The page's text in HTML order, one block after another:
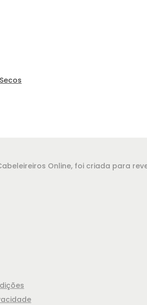
Online, foi criada para